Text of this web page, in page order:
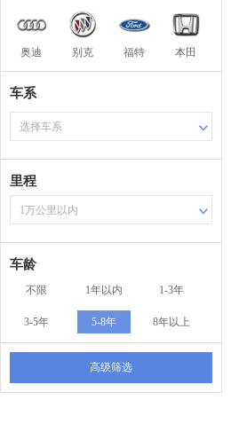
奥迪 别克 福特 本田
车系
选择车系
里程
1万公里以内
车龄
不限 1年以内 1-3年
3-5年 5-8年 8年以上
高级筛选